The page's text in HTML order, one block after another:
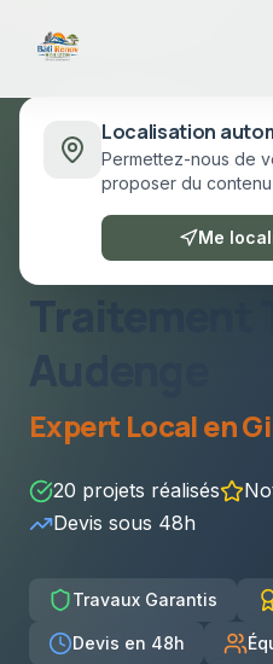
Accueil Prestations/
Gironde
Traitement
Expert Local en
20 projets réalisés
Devis sous 48h
Travaux Garantis
Devis en 48h
Localisation
Permettez-nous de
proposer du
Me